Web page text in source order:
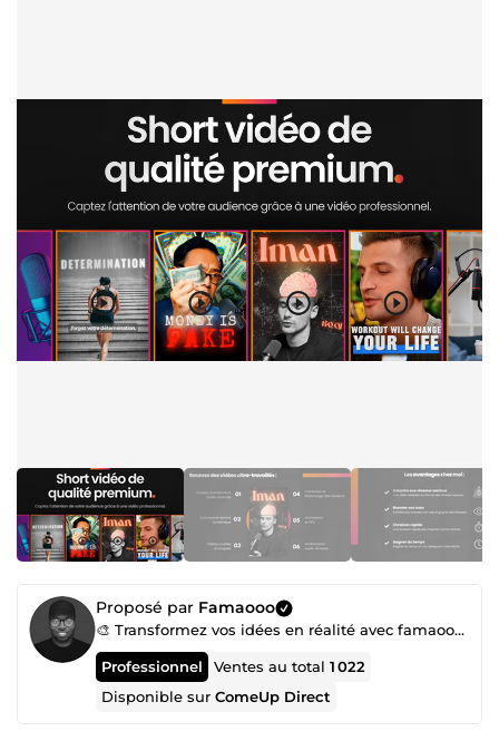
Proposé par Famaooo
🎨 Transformez vos idées en réalité avec famaooo – Votre expert en création digitale !
Professionnel Ventes au total1 022
Disponible surComeUp Direct